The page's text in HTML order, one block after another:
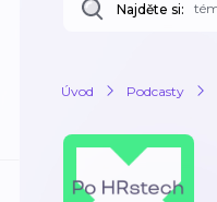
Najděte si:
Úvod Podcasty